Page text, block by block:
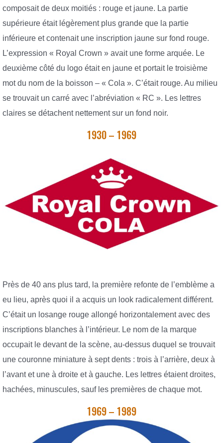
composait de deux moitiés : rouge et jaune. La partie
supérieure était légèrement plus grande que la partie
inférieure et contenait une inscription jaune sur fond rouge.
L’expression « Royal Crown » avait une forme arquée. Le
deuxième côté du logo était en jaune et portait le troisième
mot du nom de la boisson – « Cola ». C’était rouge. Au milieu
se trouvait un carré avec l’abréviation « RC ». Les lettres
claires se détachent nettement sur un fond noir.
1930 – 1969
Près de 40 ans plus tard, la première refonte de l’emblème a
eu lieu, après quoi il a acquis un look radicalement différent.
C’était un losange rouge allongé horizontalement avec des
inscriptions blanches à l’intérieur. Le nom de la marque
occupait le devant de la scène, au-dessus duquel se trouvait
une couronne miniature à sept dents : trois à l’arrière, deux à
l’avant et une à droite et à gauche. Les lettres étaient droites,
hachées, minuscules, sauf les premières de chaque mot.
1969 – 1989